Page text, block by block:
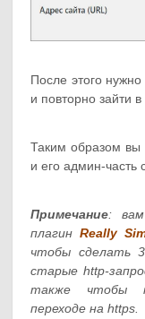
После этого
и повторно зайти в
Таким образом вы
и его админ-часть
Примечание:
плагинReally
чтобы сделать
старые http-
также чтобы
переходе на https.